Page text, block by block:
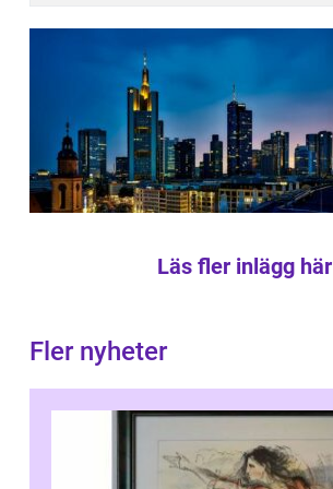
Läs fler inlägg här
Fler nyheter